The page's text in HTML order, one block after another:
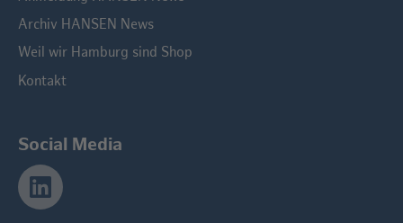
Archiv HANSEN News
Weil wir Hamburg sind Shop
Kontakt
Social Media